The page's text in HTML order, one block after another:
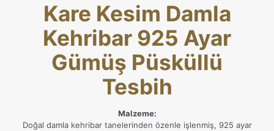
Kare Kesim Damla
Kehribar 925 Ayar
Gümüş Püsküllü
Tesbih
Malzeme:
Doğal damla kehribar tanelerinden özenle işlenmiş, 925 ayar